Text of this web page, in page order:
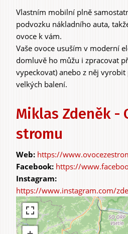
Zážitky
a
Vlastním mobilní plně
podvozku nákladního auta,
ovoce k vám.
Vaše ovoce usuším v moderní
domluvě ho můžu i zpracovat
vypeckovat) anebo z něj
velkých balení.
Miklas Zdeněk -
stromu
https://
https://
https://www.instagram.com/